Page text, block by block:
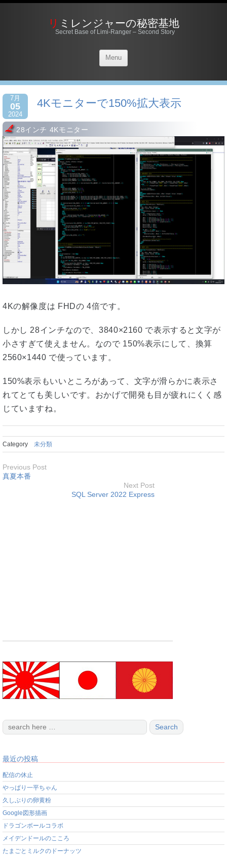
リミレンジャーの秘密基地
Secret Base of Limi-Ranger – Second Story
Menu
7月
05
2024
4Kモニターで150%拡大表示
28インチ 4Kモニター
4Kの解像度は FHDの 4倍です。
しかし 28インチなので、3840×2160 で表示すると文字が
小さすぎて使えません。なので 150%表示にして、換算
2560×1440 で使っています。
150%表示もいいところがあって、文字が滑らかに表示さ
れてとても美しいです。おかげで開発も目が疲れにくく感
じていますね。
Category 未分類
Previous Post
真夏本番
Next Post
SQL Server 2022 Express
最近の投稿
配信の休止
やっぱり一平ちゃん
久しぶりの卵黄粉
Google図形描画
ドラゴンボールコラボ
メイデンドールのこころ
たまごとミルクのドーナッツ